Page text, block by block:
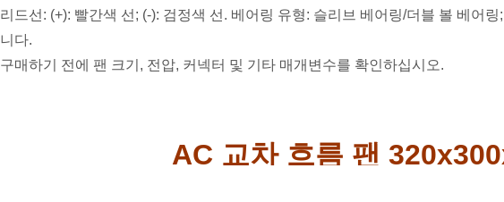
리드선: (+): 빨간색 선; (-): 검정색 선. 베어링 유형: 슬리브 베어링/더블 볼 베어
니다.
구매하기 전에 팬 크기, 전압, 커넥터 및 기타 매개변수를 확인하십시오.
AC 교차 흐름 팬